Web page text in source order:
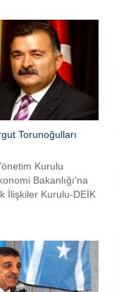
Torunoğulları
Kurulu
Bakanlığı'na
İlişkiler Kurulu-DEİK
Torunoğulları